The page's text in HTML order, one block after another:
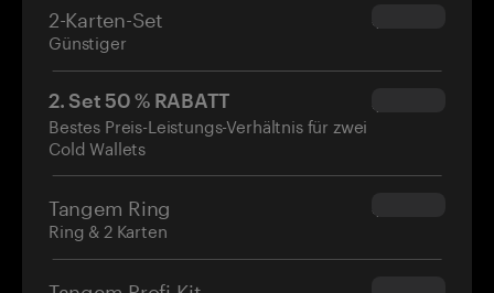
2-Karten-Set
Günstiger
$54.90
2. Set 50 % RABATT
Bestes Preis-Leistungs-Verhältnis für zwei
Cold Wallets
$34.95
Tangem Ring
Ring & 2 Karten
$160.00